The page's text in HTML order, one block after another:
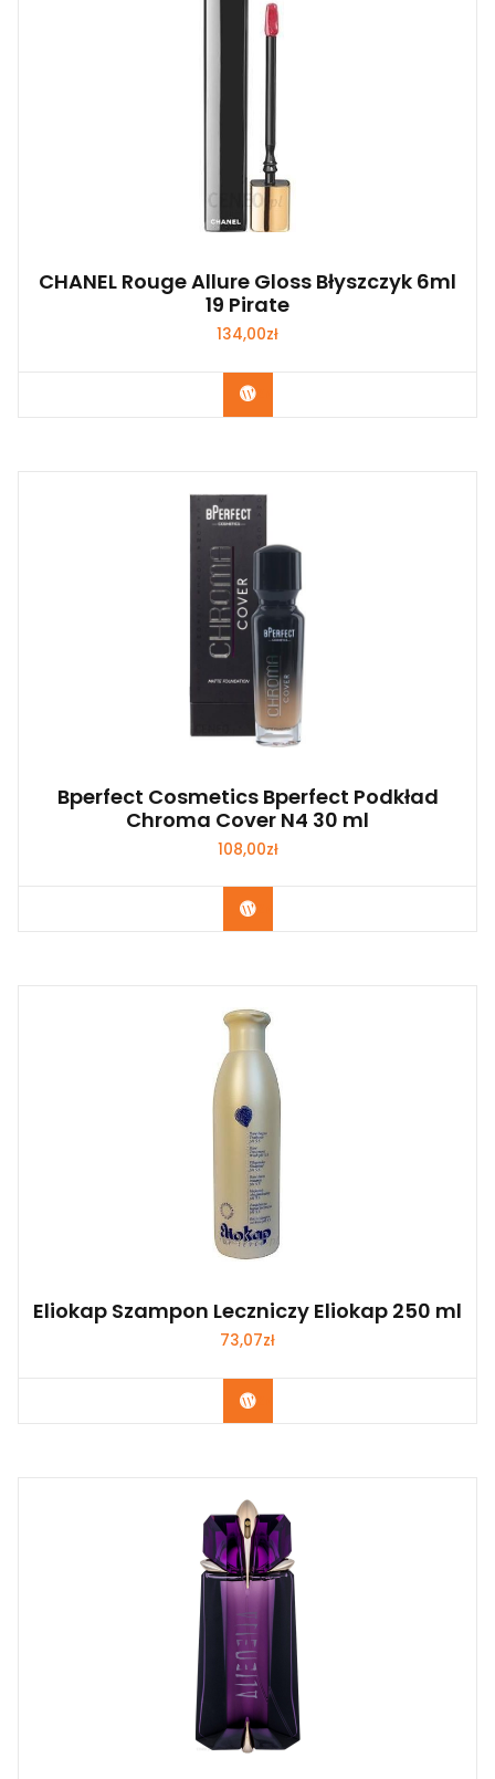
CHANEL Rouge Allure Gloss Błyszczyk 6ml
19 Pirate
134,00zł
Zobacz
Bperfect Cosmetics Bperfect Podkład
Chroma Cover N4 30 ml
108,00zł
Zobacz
Eliokap Szampon Leczniczy Eliokap 250 ml
73,07zł
Zobacz